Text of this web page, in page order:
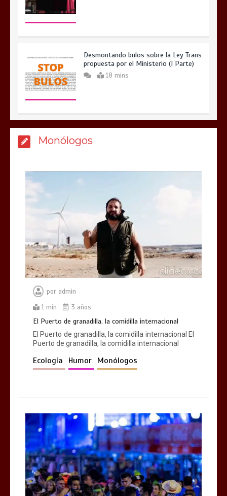
Desmontando bulos sobre la Ley Trans
propuesta por el Ministerio (I Parte)
18 mins
Monólogos
por admin
1 min
3 años
El Puerto de granadilla, la comidilla internacional
El Puerto de granadilla, la comidilla internacional El
Puerto de granadilla, la comidilla internacional
Ecología Humor Monólogos